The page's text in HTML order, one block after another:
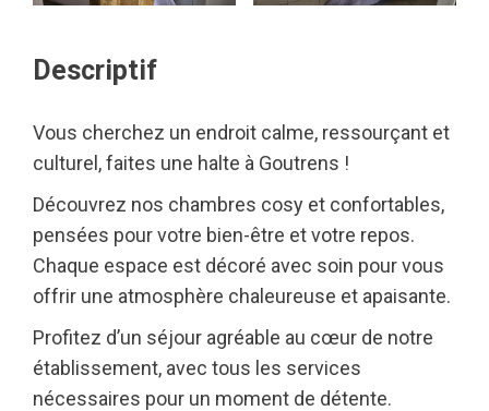
Descriptif
Vous cherchez un endroit calme, ressourçant et
culturel, faites une halte à Goutrens !
Découvrez nos chambres cosy et confortables,
pensées pour votre bien-être et votre repos.
Chaque espace est décoré avec soin pour vous
offrir une atmosphère chaleureuse et apaisante.
Profitez d’un séjour agréable au cœur de notre
établissement, avec tous les services
nécessaires pour un moment de détente.